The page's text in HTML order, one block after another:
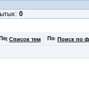
0
Список тем Поиск по